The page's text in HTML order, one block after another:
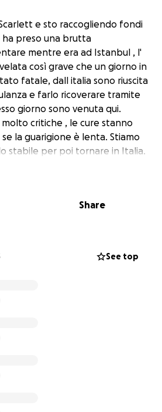
e sto raccogliendo fondi
preso una brutta
mentre era ad Istanbul , l'
così grave che un giorno in
fatale, dall italia sono riuscita
e farlo ricoverare tramite
giorno sono venuta qui.
critiche , le cure stanno
la guarigione è lenta. Stiamo
stabile per poi tornare in Italia.
lo stanno curando
a chi volesse partecipare
che sente/riesce incluso
positivi
Share
See top